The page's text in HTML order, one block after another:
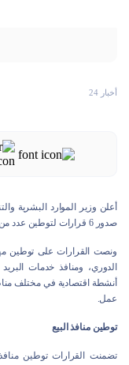
أخبار 24
أعلن وزير الموارد البشرية
صدور 6 قرارات لتوطين عدد من المهن في عدة قطاعات.
ونصت القرارات على توطين
عمل.
توطين منافذ البيع